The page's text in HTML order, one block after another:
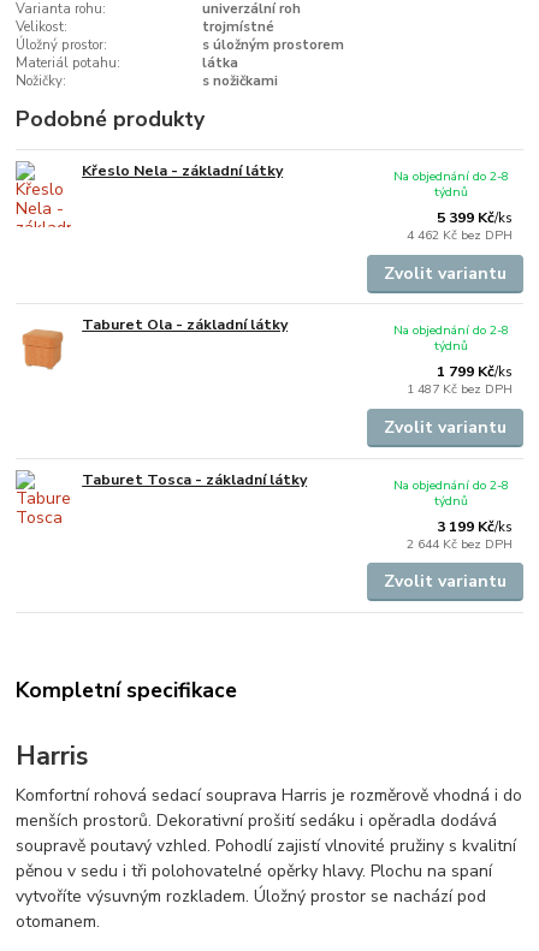
Varianta rohu:
univerzální roh
Velikost:
trojmístné
Úložný prostor:
s úložným prostorem
Materiál potahu:
látka
Nožičky:
s nožičkami
Podobné produkty
Křeslo Nela - základní látky
5 399 Kč/ks
4 462 Kč bez DPH
Na objednání do 2-8
týdnů
Zvolit variantu
Taburet Ola - základní látky
1 799 Kč/ks
1 487 Kč bez DPH
Na objednání do 2-8
týdnů
Zvolit variantu
Taburet Tosca - základní látky
3 199 Kč/ks
2 644 Kč bez DPH
Na objednání do 2-8
týdnů
Zvolit variantu
Kompletní specifikace
Harris
Komfortní rohová sedací souprava Harris je rozměrově vhodná i do
menších prostorů. Dekorativní prošití sedáku i opěradla dodává
soupravě poutavý vzhled. Pohodlí zajistí vlnovité pružiny s kvalitní
pěnou v sedu i tři polohovatelné opěrky hlavy. Plochu na spaní
vytvoříte výsuvným rozkladem. Úložný prostor se nachází pod
otomanem.